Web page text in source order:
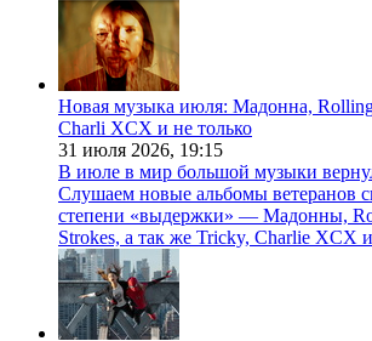
Новая музыка июля: Мадонна,
Charli XCX и не только
31 июля 2026, 19:15
В июле в мир большой музыки
Слушаем новые альбомы ветеранов
степени «выдержки» — Мадонны,
Strokes, а так же Tricky, Charlie XCX